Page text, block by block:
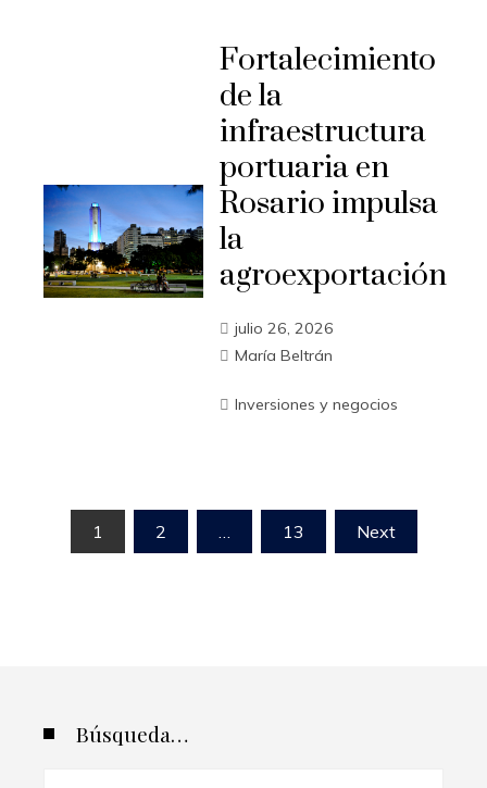
Fortalecimiento
de la
infraestructura
portuaria en
Rosario impulsa
la
agroexportación
julio 26, 2026
María Beltrán
Inversiones y negocios
Paginación
1 2 … 13 Next
Búsqueda…